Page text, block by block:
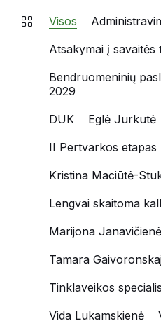
Visos
Atsakymai į savaitės
Bendruomeninių
2029
DUK
Eglė Jurkutė
II Pertvarkos etapas
Kristina Maciūtė-
Lengvai skaitoma
Marijona Janavičienė
Tamara
Tinklaveikos
Vida Lukamskienė